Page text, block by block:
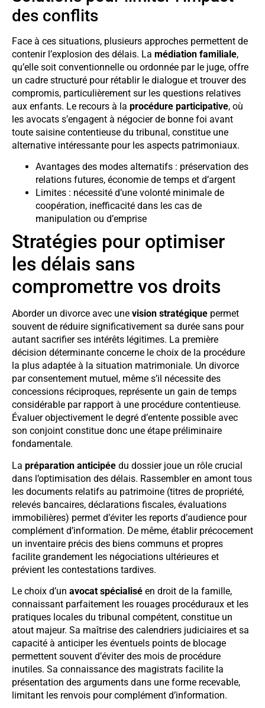
des conflits
Face à ces situations, plusieurs approches permettent de
contenir l’explosion des délais. La médiation familiale,
qu’elle soit conventionnelle ou ordonnée par le juge, offre
un cadre structuré pour rétablir le dialogue et trouver des
compromis, particulièrement sur les questions relatives
aux enfants. Le recours à la procédure participative, où
les avocats s’engagent à négocier de bonne foi avant
toute saisine contentieuse du tribunal, constitue une
alternative intéressante pour les aspects patrimoniaux.
Avantages des modes alternatifs : préservation des
relations futures, économie de temps et d’argent
Limites : nécessité d’une volonté minimale de
coopération, inefficacité dans les cas de
manipulation ou d’emprise
Stratégies pour optimiser
les délais sans
compromettre vos droits
Aborder un divorce avec une vision stratégique permet
souvent de réduire significativement sa durée sans pour
autant sacrifier ses intérêts légitimes. La première
décision déterminante concerne le choix de la procédure
la plus adaptée à la situation matrimoniale. Un divorce
par consentement mutuel, même s’il nécessite des
concessions réciproques, représente un gain de temps
considérable par rapport à une procédure contentieuse.
Évaluer objectivement le degré d’entente possible avec
son conjoint constitue donc une étape préliminaire
fondamentale.
La préparation anticipée du dossier joue un rôle crucial
dans l’optimisation des délais. Rassembler en amont tous
les documents relatifs au patrimoine (titres de propriété,
relevés bancaires, déclarations fiscales, évaluations
immobilières) permet d’éviter les reports d’audience pour
complément d’information. De même, établir précocement
un inventaire précis des biens communs et propres
facilite grandement les négociations ultérieures et
prévient les contestations tardives.
Le choix d’un avocat spécialisé en droit de la famille,
connaissant parfaitement les rouages procéduraux et les
pratiques locales du tribunal compétent, constitue un
atout majeur. Sa maîtrise des calendriers judiciaires et sa
capacité à anticiper les éventuels points de blocage
permettent souvent d’éviter des mois de procédure
inutiles. Sa connaissance des magistrats facilite la
présentation des arguments dans une forme recevable,
limitant les renvois pour complément d’information.